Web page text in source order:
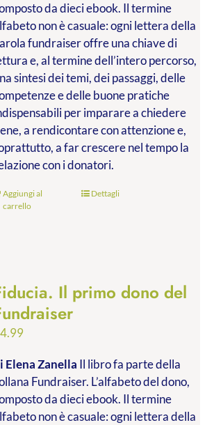
da dieci ebook. Il termine
non è casuale: ogni lettera della
fundraiser offre una chiave di
e, al termine dell’intero percorso,
sintesi dei temi, dei passaggi, delle
e delle buone pratiche
per imparare a chiedere
a rendicontare con attenzione e,
a far crescere nel tempo la
con i donatori.
Aggiungi al
carrello
Dettagli
Il primo dono del
4.99
Elena Zanella Il libro fa parte della
Fundraiser. L’alfabeto del dono,
da dieci ebook. Il termine
non è casuale: ogni lettera della